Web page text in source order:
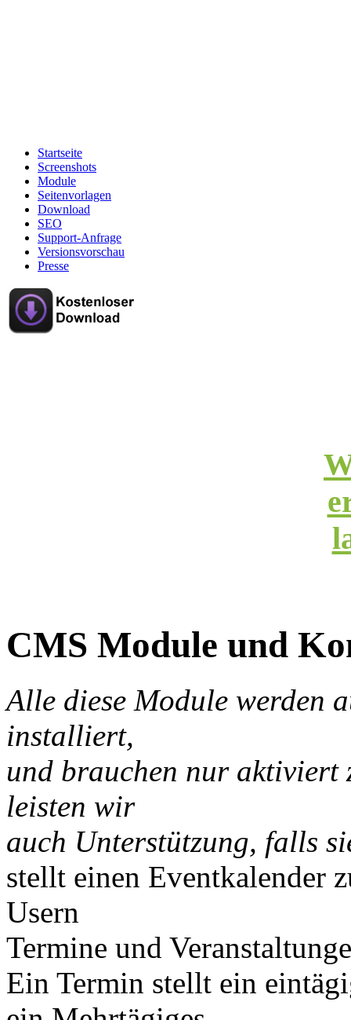
Startseite
Screenshots
Module
Seitenvorlagen
Download
SEO
Support-Anfrage
Versionsvorschau
Presse
CMS Module und
Alle diese Module werden
installiert,
und brauchen nur aktiviert
leisten wir
auch Unterstützung, falls
stellt einen Eventkalender
Usern
Termine und
Ein Termin stellt ein